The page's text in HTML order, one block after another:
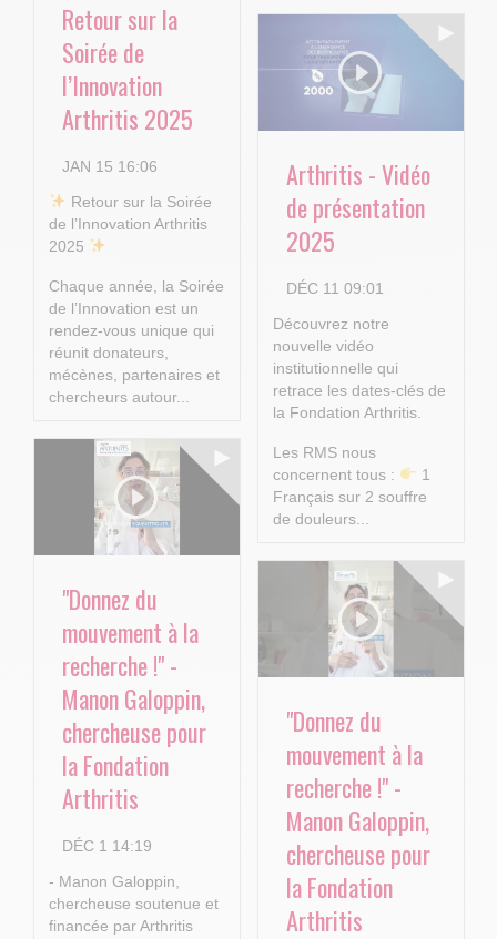
Retour sur la
Soirée de
l’Innovation
Arthritis 2025
JAN 15 16:06
​ Retour sur la Soirée
de l’Innovation Arthritis
2025
Chaque année, la Soirée
de l’Innovation est un
rendez-vous unique qui
réunit donateurs,
mécènes, partenaires et
chercheurs autour...
Arthritis - Vidéo
de présentation
2025
DÉC 11 09:01
Découvrez notre
nouvelle vidéo
institutionnelle qui
retrace les dates-clés de
la Fondation Arthritis.
Les RMS nous
concernent tous :
1
Français sur 2 souffre
de douleurs...
"Donnez du
mouvement à la
recherche !" -
Manon Galoppin,
chercheuse pour
la Fondation
Arthritis
DÉC 1 14:19
- Manon Galoppin,
chercheuse soutenue et
financée par Arthritis
"Donnez du
mouvement à la
recherche !" -
Manon Galoppin,
chercheuse pour
la Fondation
Arthritis